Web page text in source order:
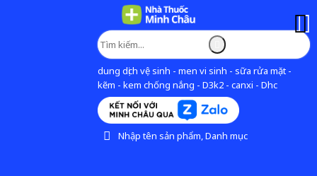
dung dịch vệ sinh - men vi sinh - sữa rửa mặt -
kẽm - kem chống nắng - D3k2 - canxi - Dhc
Nhập tên sản phẩm, Danh mục